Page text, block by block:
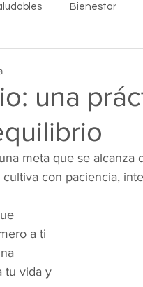
Bienestar
una
meta que se alcanza
con paciencia,
a ti
tu vida y